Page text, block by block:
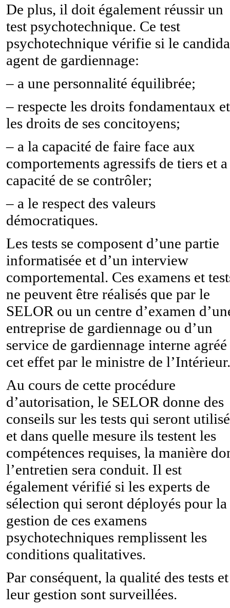
De plus, il doit également réussir un
test psychotechnique. Ce test
psychotechnique vérifie si le
agent de gardiennage:
– a une personnalité équilibrée;
– respecte les droits fondamentaux et
les droits de ses concitoyens;
– a la capacité de faire face aux
comportements agressifs de tiers et
capacité de se contrôler;
– a le respect des valeurs
démocratiques.
Les tests se composent d’une partie
informatisée et d’un interview
comportemental. Ces examens et
ne peuvent être réalisés que par le
SELOR ou un centre d’examen
entreprise de gardiennage ou d’un
service de gardiennage interne agréé
cet effet par le ministre de l’Intérieur.
Au cours de cette procédure
d’autorisation, le SELOR donne des
conseils sur les tests qui seront
et dans quelle mesure ils testent les
compétences requises, la manière
l’entretien sera conduit. Il est
également vérifié si les experts de
sélection qui seront déployés pour la
gestion de ces examens
psychotechniques remplissent les
conditions qualitatives.
Par conséquent, la qualité des tests et
leur gestion sont surveillées.